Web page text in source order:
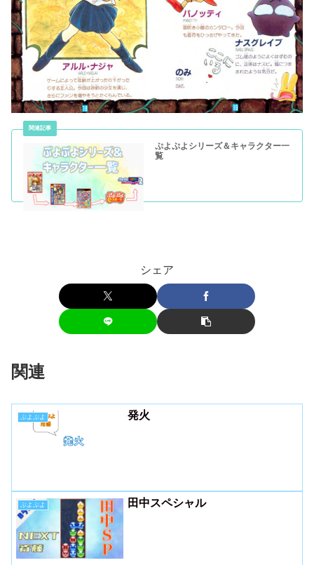
ぷよぷよシリーズ＆キャラクター一
覧
シェア
関連
ぷよぷよ 発火
ぷよぷよ 田中スペシャル